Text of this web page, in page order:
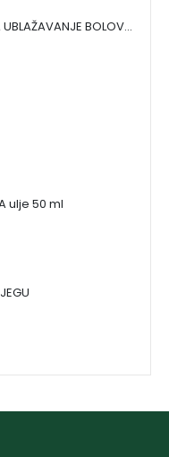
TIGROVA MAST ZA UBLAŽAVANJE BOLOVA I ZAGRIJAVANJE MIŠIĆA
ulje 50 ml